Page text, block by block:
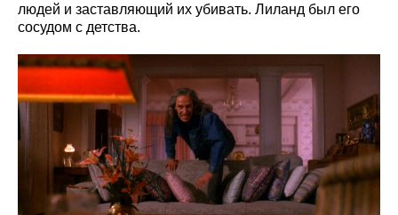
людей и заставляющий их убивать. Лиланд был его
сосудом с детства.